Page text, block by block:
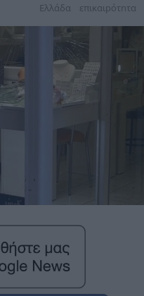
Ελλάδα επικαιpότnτα